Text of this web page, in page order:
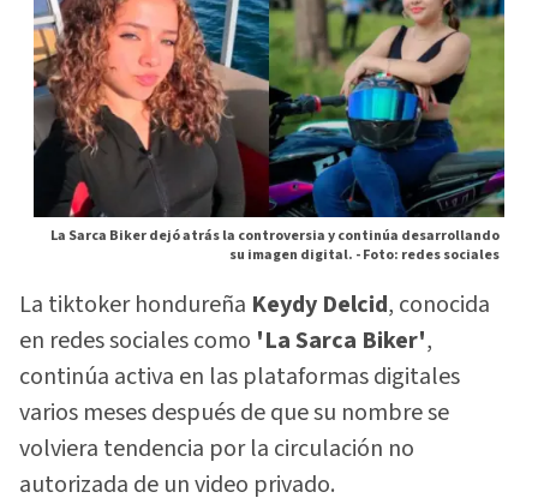
La Sarca Biker dejó atrás la controversia y continúa desarrollando
su imagen digital. -Foto: redes sociales
La tiktoker hondureña Keydy Delcid, conocida
en redes sociales como 'La Sarca Biker',
continúa activa en las plataformas digitales
varios meses después de que su nombre se
volviera tendencia por la circulación no
autorizada de un video privado.